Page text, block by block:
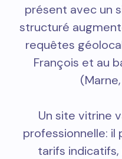
présent avec un
structuré
requêtes
François et au
Un site vitrine
professionnelle: il
tarifs